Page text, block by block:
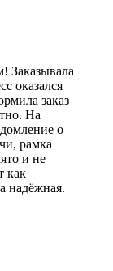
Заказывала
оказался
заказ
На
о
рамка
и не
как
надёжная.